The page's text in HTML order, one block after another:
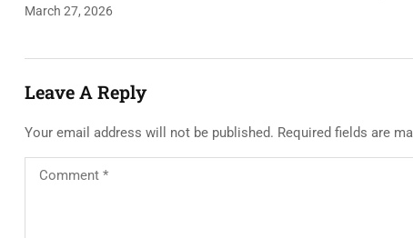
March 27, 2026
Leave A Reply
Your email address will not be published. Required fields are